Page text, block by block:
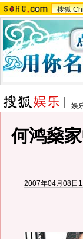
搜狐
娱
何鸿燊
2007年04月08日